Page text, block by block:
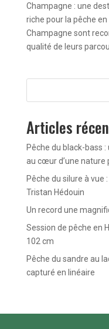
Champagne : une
riche pour la pêche
Champagne sont
qualité de leurs
Articles
Pêche du black-bass
au cœur d’une nature
Pêche du silure à vue
Tristan Hédouin
Un record une
Session de pêche en
102 cm
Pêche du sandre au
capturé en linéaire